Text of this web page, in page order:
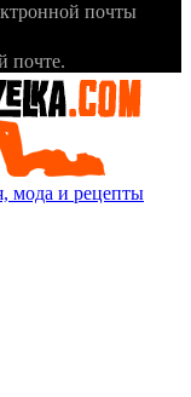
почты
почте.
мода и рецепты